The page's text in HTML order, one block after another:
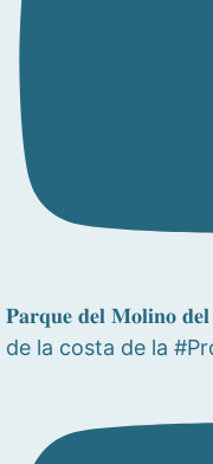
𝐏𝐚𝐫𝐪𝐮𝐞 𝐝𝐞𝐥 𝐌𝐨𝐥𝐢𝐧𝐨
de la costa de la